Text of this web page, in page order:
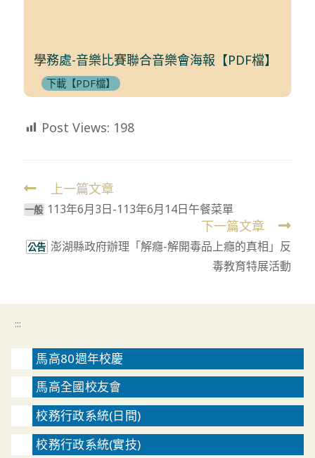
學務處-音樂比賽聯合音樂會海報【PDF檔】
下載【PDF檔】
Post Views: 198
Read
more
上一篇文章
⼀般 113年6月3日-113年6月14日午餐菜單
下一篇文章
公告 澎湖縣政府辦理「解癮-解開毒品上癮的真相」反
毒教育特展活動
:::
馬高80週年校慶
馬高全國校友會
校務行政系統(日間)
校務行政系統(實技)